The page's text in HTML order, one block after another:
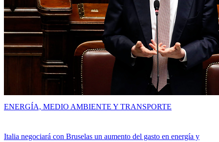
Italia negociará con Bruselas un aumento del gasto en energía y
ENERGÍA, MEDIO AMBIENTE Y TRANSPORTE